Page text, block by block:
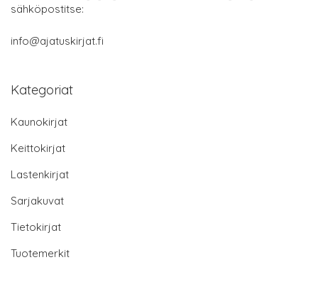
sähköpostitse:
info@ajatuskirjat.fi
Kategoriat
Kaunokirjat
Keittokirjat
Lastenkirjat
Sarjakuvat
Tietokirjat
Tuotemerkit